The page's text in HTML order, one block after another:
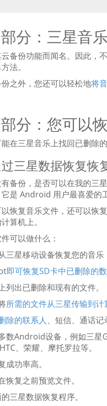
分：三星音
备份功能而闻名。因此，
法。
之外，您还可以轻松地将
分：您可以
在三星音乐上找回已删除
三星数据恢复恢
备份，是否可以在我的三
是 Android 用户最喜爱的
恢复音乐文件，还可以恢
算机上。
可以做什么：
三星移动设备恢复您的音乐
即可恢复SD卡中已删除的
列出已删除和现有的文件。
所需的文件从三星传输到计
除的联系人、短信、通话记
数Android设备，例如三星
、荣耀、摩托罗拉等。
成功率高。
恢复之前预览文件。
三星数据恢复程序。